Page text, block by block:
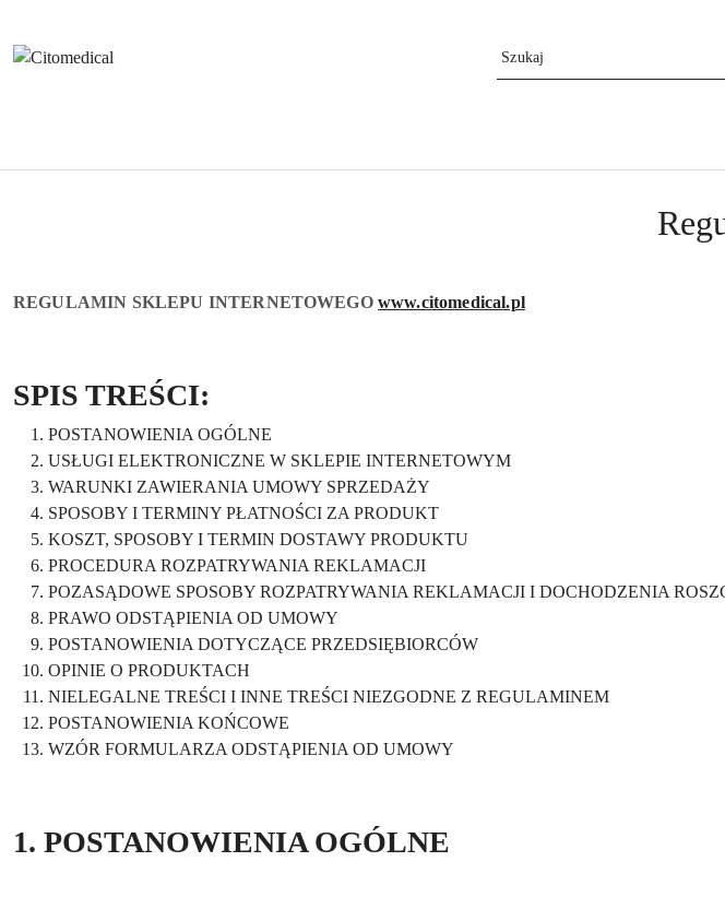
REGULAMIN SKLEPU INTERNETOWEGO www.citomedical.pl
SPIS TREŚCI:
POSTANOWIENIA OGÓLNE
USŁUGI ELEKTRONICZNE W SKLEPIE INTERNETOWYM
WARUNKI ZAWIERANIA UMOWY SPRZEDAŻY
SPOSOBY I TERMINY PŁATNOŚCI ZA PRODUKT
KOSZT, SPOSOBY I TERMIN DOSTAWY PRODUKTU
PROCEDURA ROZPATRYWANIA REKLAMACJI
POZASĄDOWE SPOSOBY ROZPATRYWANIA REKLAMACJI I DOCHODZENIA
PRAWO ODSTĄPIENIA OD UMOWY
POSTANOWIENIA DOTYCZĄCE PRZEDSIĘBIORCÓW
OPINIE O PRODUKTACH
NIELEGALNE TREŚCI I INNE TREŚCI NIEZGODNE Z REGULAMINEM
POSTANOWIENIA KOŃCOWE
WZÓR FORMULARZA ODSTĄPIENIA OD UMOWY
1. POSTANOWIENIA OGÓLNE